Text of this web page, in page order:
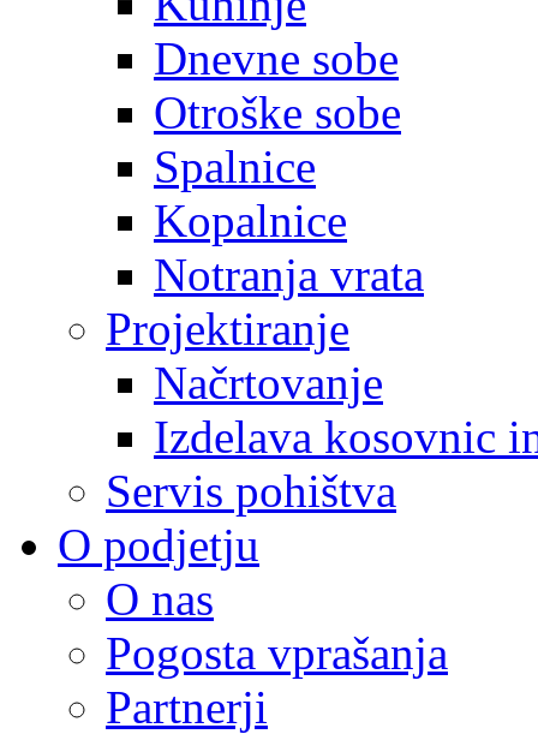
Dnevne sobe
Otroške sobe
Spalnice
Kopalnice
Notranja vrata
Projektiranje
Načrtovanje
Izdelava kosovnic
Servis pohištva
O podjetju
O nas
Pogosta vprašanja
Partnerji